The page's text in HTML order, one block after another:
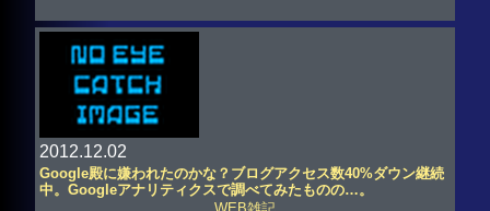
2012.12.02
Google殿に嫌われたのかな？ブログアクセス数40%ダウン継続
中。Googleアナリティクスで調べてみたものの…。